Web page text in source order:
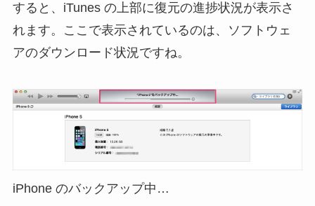
すると、iTunes の上部に復元の進捗状況が表示さ
れます。ここで表示されているのは、ソフトウェ
アのダウンロード状況ですね。
iPhone のバックアップ中…